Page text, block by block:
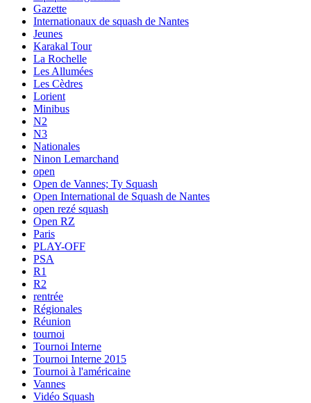
Gazette
Internationaux de squash de Nantes
Jeunes
Karakal Tour
La Rochelle
Les Allumées
Les Cèdres
Lorient
Minibus
N2
N3
Nationales
Ninon Lemarchand
open
Open de Vannes; Ty Squash
Open International de Squash de Nantes
open rezé squash
Open RZ
Paris
PLAY-OFF
PSA
R1
R2
rentrée
Régionales
Réunion
tournoi
Tournoi Interne
Tournoi Interne 2015
Tournoi à l'américaine
Vannes
Vidéo Squash